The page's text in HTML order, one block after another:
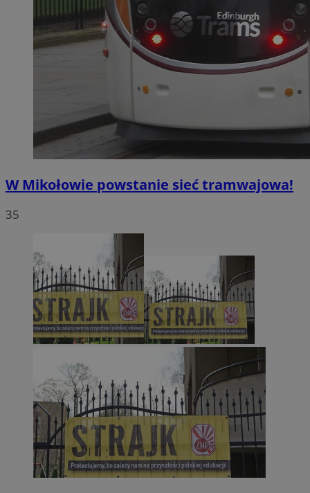
W Mikołowie powstanie sieć tramwajowa!
35